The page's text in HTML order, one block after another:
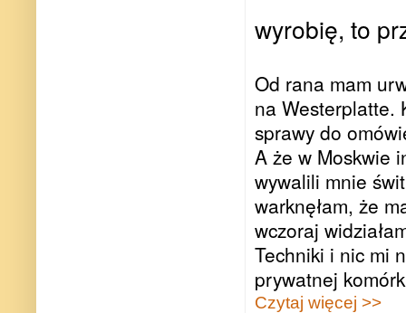
wyrobię, to
Od rana mam
na Westerplatte.
sprawy do
A że w Moskwie
wywalili mnie
warknęłam, że
wczoraj
Techniki i nic mi
prywatnej
Czytaj więcej >>